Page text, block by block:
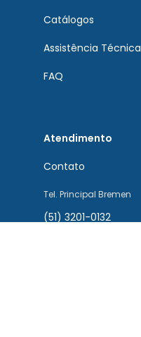
Catálogos
Assistência Técnica
FAQ
Atendimento
Contato
Tel. Principal Bremen
(51) 3201-0132